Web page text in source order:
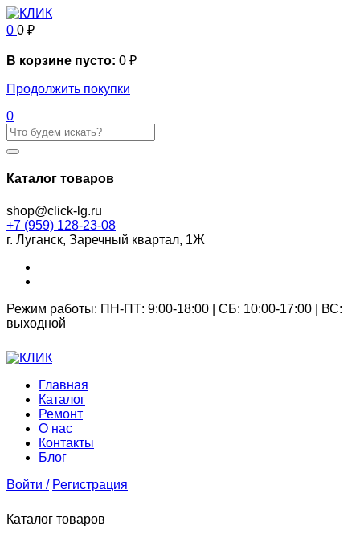
0 0 ₽
В корзине пусто: 0 ₽
Продолжить покупки
0
Каталог товаров
shop@click-lg.ru
+7 (959) 128-23-08
г. Луганск, Заречный квартал, 1Ж
Режим работы: ПН-ПТ: 9:00-18:00 | СБ: 10:00-17:00 | ВС:
выходной
Главная
Каталог
Ремонт
О нас
Контакты
Блог
Войти / Регистрация
Каталог товаров